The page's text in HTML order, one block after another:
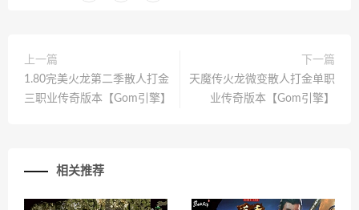
上一篇
1.80完美火龙第二季散人打金
三职业传奇版本【Gom引擎】
下一篇
天魔传火龙微变散人打金单职
业传奇版本【Gom引擎】
相关推荐